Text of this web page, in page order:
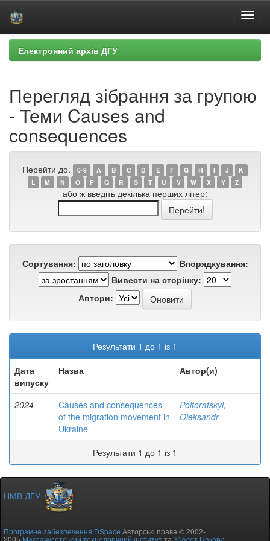
Skip
navigation
Електронний архів ДГУ
Перегляд зібрання за групою
- Теми Causes and
consequences
Перейти до: 0-9 A B C D E F G H I J
K
L
M N O P Q R S T U V W X Y Z
або ж введіть декілька перших літер:
Сортування:
Впорядкування:
Вивести на сторінку:
Автори:
Результати 1 до 1 із 1
Дата
випуску
Назва Автор(и)
2024
Causes and consequences
of the migration movement in
Ukraine
Poltoratskyi,
Oleksandr
Результати 1 до 1 із 1
НМВ ДГУ
Програмне забезпечення DSpace Авторські права © 2002-
2005Массачусетський технологічний інститутта Х’юлет Пакард -